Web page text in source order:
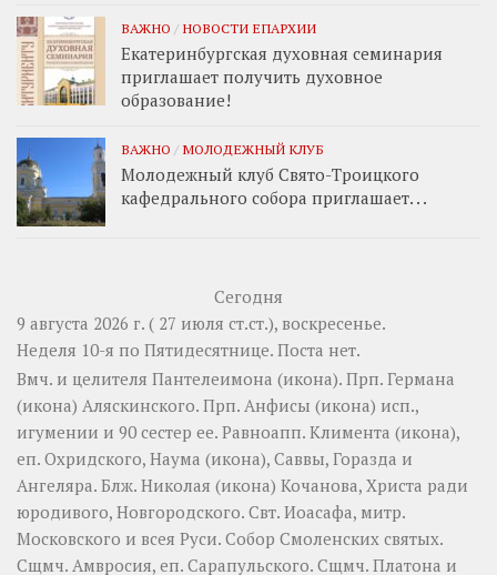
ВАЖНО / НОВОСТИ ЕПАРХИИ
Екатеринбургская духовная семинария
приглашает получить духовное
образование!
ВАЖНО / МОЛОДЕЖНЫЙ КЛУБ
Молодежный клуб Свято-Троицкого
кафедрального собора приглашает. . .
Сегодня
9 августа 2026 г. ( 27 июля ст.ст.), воскресенье.
Неделя 10-я по Пятидесятнице. Поста нет.
Вмч. и целителя Пантелеимона (икона). Прп. Германа
(икона) Аляскинского. Прп. Анфисы (икона) исп.,
игумении и 90 сестер ее. Равноапп. Климента (икона),
еп. Охридского, Наума (икона), Саввы, Горазда и
Ангеляра. Блж. Николая (икона) Кочанова, Христа ради
юродивого, Новгородского. Свт. Иоасафа, митр.
Московского и всея Руси. Собор Смоленских святых.
Сщмч. Амвросия, еп. Сарапульского. Сщмч. Платона и